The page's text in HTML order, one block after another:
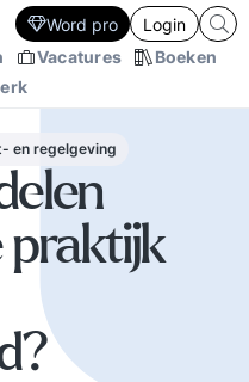
Vacatures
Boeken
Word pro Login
en regelgeving
praktijk